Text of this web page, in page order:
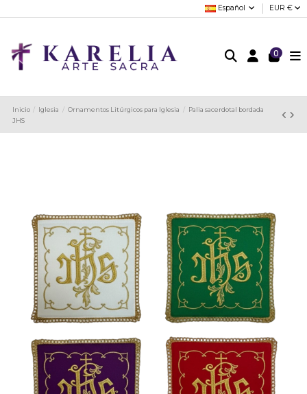
Español EUR €
0
Inicio Iglesia Ornamentos Litúrgicos para Iglesia
Palia sacerdotal bordada
JHS